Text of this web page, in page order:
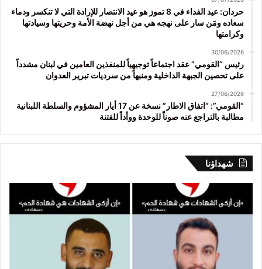
حردان: عيد الفداء في 8 تموز هو عيد الانتصار للإرادة التي لا تنكسر ودماء
سعاده ومَن سار على نهجه هي من أجل نهضة الأمة وحريتها وسيادتها
وكرامتها
30/06/2026
رئيس “القومي” عقد اجتماعاً توجيهياً للمنفذين العامين في لبنان مشدداً
على تحصين الجبهة الداخلية ومنبهاً من سرديات تبرير العدوان
27/06/2026
“القومي”: “اتفاق الاطار” نسخة عن 17 أيار المشؤوم والسلطة اللبنانية
مطالبة بالتراجع عنه صوناً للوحدة ووأداً للفتنة
شهداؤنا